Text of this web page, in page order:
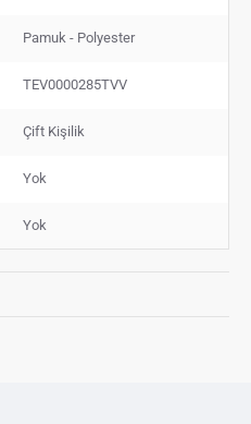
Pamuk - Polyester
TEV0000285TVV
Çift Kişilik
Yok
Yok